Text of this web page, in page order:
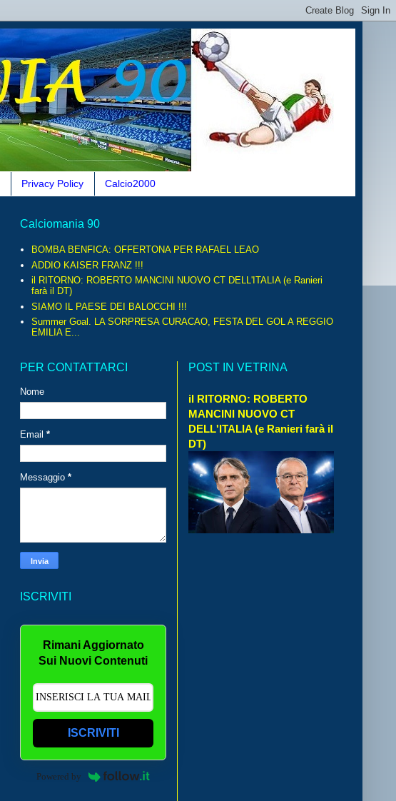
Privacy Policy Calcio2000
Calciomania 90
BOMBA BENFICA: OFFERTONA PER RAFAEL LEAO
ADDIO KAISER FRANZ !!!
il RITORNO: ROBERTO MANCINI NUOVO CT DELL'ITALIA (e Ranieri
farà il DT)
SIAMO IL PAESE DEI BALOCCHI !!!
Summer Goal. LA SORPRESA CURACAO, FESTA DEL GOL A REGGIO
EMILIA E...
PER CONTATTARCI
Nome
Email *
Messaggio *
ISCRIVITI
Rimani Aggiornato
Sui Nuovi Contenuti
ISCRIVITI
Powered by
POST IN VETRINA
il RITORNO: ROBERTO
MANCINI NUOVO CT
DELL'ITALIA (e Ranieri farà il
DT)